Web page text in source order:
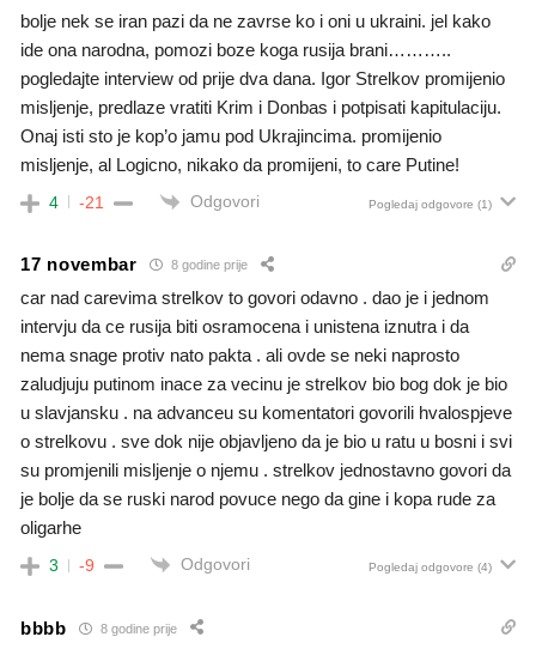
bolje nek se iran pazi da ne zavrse ko i oni u ukraini. jel kako
ide ona narodna, pomozi boze koga rusija brani………..
pogledajte interview od prije dva dana. Igor Strelkov promijenio
misljenje, predlaze vratiti Krim i Donbas i potpisati kapitulaciju.
Onaj isti sto je kop’o jamu pod Ukrajincima. promijenio
misljenje, al Logicno, nikako da promijeni, to care Putine!
4 -21 Odgovori Pogledaj odgovore (1)
17 novembar 8 godine prije
car nad carevima strelkov to govori odavno . dao je i jednom
intervju da ce rusija biti osramocena i unistena iznutra i da
nema snage protiv nato pakta . ali ovde se neki naprosto
zaludjuju putinom inace za vecinu je strelkov bio bog dok je bio
u slavjansku . na advanceu su komentatori govorili hvalospjeve
o strelkovu . sve dok nije objavljeno da je bio u ratu u bosni i svi
su promjenili misljenje o njemu . strelkov jednostavno govori da
je bolje da se ruski narod povuce nego da gine i kopa rude za
oligarhe
3 -9 Odgovori Pogledaj odgovore (4)
bbbb 8 godine prije